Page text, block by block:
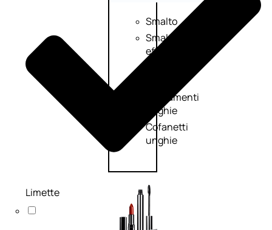
Smalto
Smalto
effetti
Trattamenti
unghie
Cofanetti
unghie
Limette